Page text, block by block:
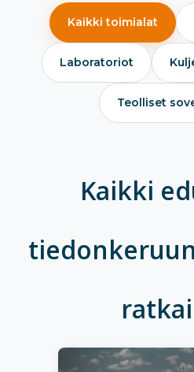
Kaikki toimialat
Laboratoriot
Teolliset
Kaikki